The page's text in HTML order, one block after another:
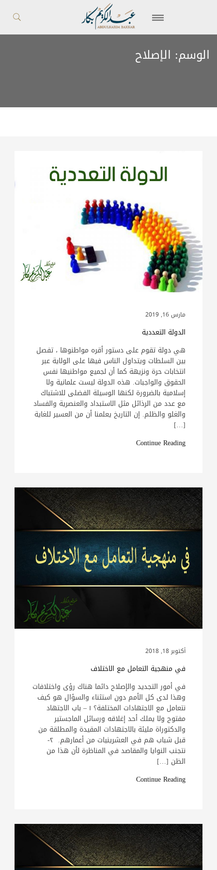
الوسم: الإصلاح
مارس 16, 2019
الدولة التعددية
هي دولة تقوم على دستور أقره مواطنوها ، تفصل
بين السلطات ويتداول الناس فيها على الولاية عبر
انتخابات حرة ونزيهة كما أن لجميع مواطنيها نفس
الحقوق والواجبات. هذه الدولة ليست علمانية ولا
إسلامية بالضرورة لكنها الوسيلة الفضلى للاشتباك
مع عدد من الرذائل مثل الاستبداد والعنصرية والفساد
والغلو والظلم. إن التاريخ يعلمنا أن من العسير للغاية
[…]
Continue Reading
أكتوبر 18, 2018
في منهجية التعامل مع الاختلاف
في أمور التجديد والإصلاح دائما هناك رؤى واختلافات
وهذا لدى كل الأمم دون استثناء والسؤال هو كيف
نتعامل مع الاجتهادات المختلفة؟ ١ – باب الاجتهاد
مفتوح ولا يملك أحد إغلاقه ورسائل الماجستير
والدكتوراة مليئة بالاجتهادات المقيدة والمطلقة من
قبل شباب هم في العشرينيات من أعمارهم. ٢-
نتجنب النوايا والمقاصد في المناظرة لأن هذا من
الظن […]
Continue Reading